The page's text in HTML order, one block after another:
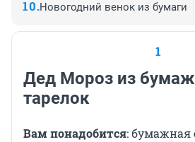
Новогодний венок из бумаги
1
Дед Мороз из
тарелок
Вам понадобится: бумажная